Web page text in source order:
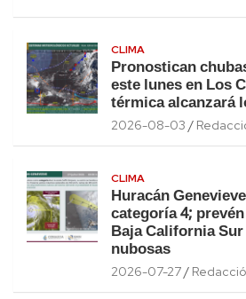
CLIMA
Pronostican
este lunes en Los
térmica alcanzará
2026-08-03
CLIMA
Huracán
categoría 4;
Baja California
nubosas
2026-07-27